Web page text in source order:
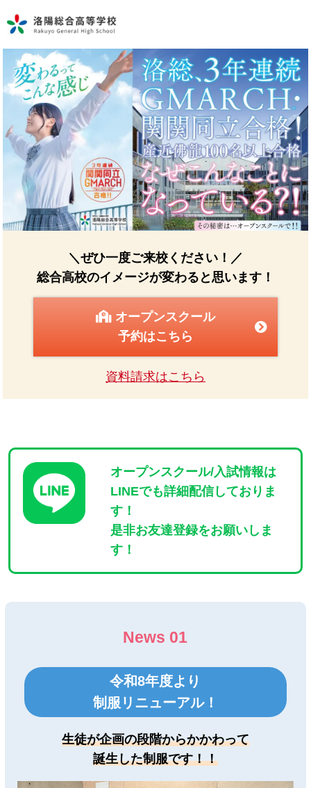
＼ぜひ一度ご来校ください！／
総合高校のイメージが変わると思います！
オープンスクール
予約はこちら
資料請求はこちら
オープンスクール/入試情報は
LINEでも詳細配信しておりま
す！
是非お友達登録をお願いしま
す！
News 01
令和8年度より
制服リニューアル！
生徒が企画の段階からかかわって
誕生した制服です！！